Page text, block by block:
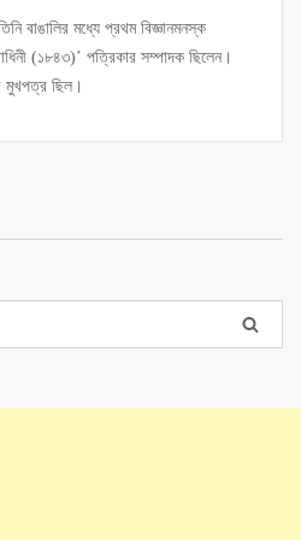
বাঙালির মধ্যে প্রথম বিজ্ঞানমনস্ক
(১৮৪৩)’ পত্রিকার সম্পাদক ছিলেন।
মুখপত্র ছিল।